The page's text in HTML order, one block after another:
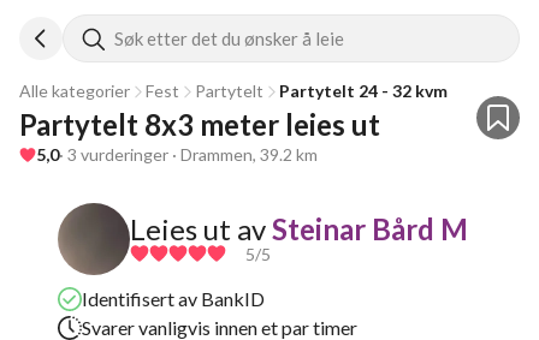
Søk etter det du ønsker å leie
Alle kategorier Fest Partytelt Partytelt 24 - 32 kvm
Partytelt 8x3 meter leies ut
5,0· 3 vurderinger · Drammen, 39.2 km
Leies ut avSteinar Bård M
5/5
Identifisert av BankID
Svarer vanligvis innen et par timer